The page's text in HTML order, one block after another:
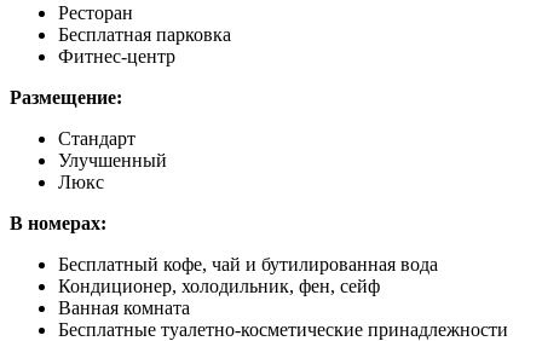
Ресторан
Бесплатная парковка
Фитнес-центр​​​​​​​
Размещение:
Стандарт
Улучшенный
Люкс
В номерах:
Бесплатный кофе, чай и бутилированная вода
Кондиционер, холодильник, фен, сейф
Ванная комната
Бесплатные туалетно-косметические принадлежности